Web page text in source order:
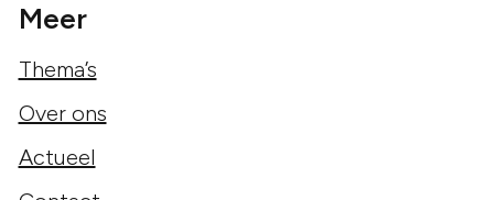
Meer
Thema’s
Over ons
Actueel